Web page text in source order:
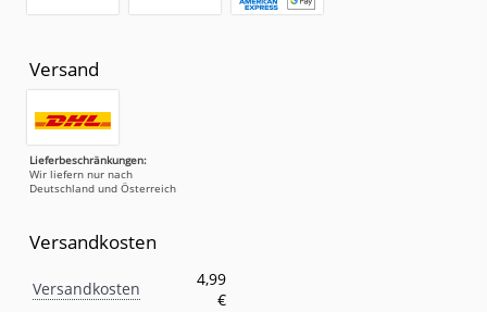
Versand
Lieferbeschränkungen:
Wir liefern nur nach
Deutschland und Österreich
Versandkosten
Eigenschaft
Versandkosten
4,99
€